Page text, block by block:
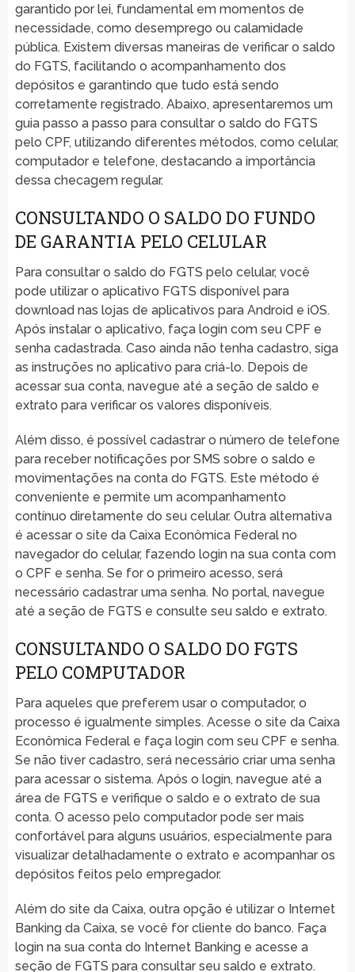
garantido por lei, fundamental em momentos de
necessidade, como desemprego ou calamidade
pública. Existem diversas maneiras de verificar o saldo
do FGTS, facilitando o acompanhamento dos
depósitos e garantindo que tudo está sendo
corretamente registrado. Abaixo, apresentaremos um
guia passo a passo para consultar o saldo do FGTS
pelo CPF, utilizando diferentes métodos, como celular,
computador e telefone, destacando a importância
dessa checagem regular.
CONSULTANDO O SALDO DO FUNDO
DE GARANTIA PELO CELULAR
Para consultar o saldo do FGTS pelo celular, você
pode utilizar o aplicativo FGTS disponível para
download nas lojas de aplicativos para Android e iOS.
Após instalar o aplicativo, faça login com seu CPF e
senha cadastrada. Caso ainda não tenha cadastro, siga
as instruções no aplicativo para criá-lo. Depois de
acessar sua conta, navegue até a seção de saldo e
extrato para verificar os valores disponíveis.
Além disso, é possível cadastrar o número de telefone
para receber notificações por SMS sobre o saldo e
movimentações na conta do FGTS. Este método é
conveniente e permite um acompanhamento
contínuo diretamente do seu celular. Outra alternativa
é acessar o site da Caixa Econômica Federal no
navegador do celular, fazendo login na sua conta com
o CPF e senha. Se for o primeiro acesso, será
necessário cadastrar uma senha. No portal, navegue
até a seção de FGTS e consulte seu saldo e extrato.
CONSULTANDO O SALDO DO FGTS
PELO COMPUTADOR
Para aqueles que preferem usar o computador, o
processo é igualmente simples. Acesse o site da Caixa
Econômica Federal e faça login com seu CPF e senha.
Se não tiver cadastro, será necessário criar uma senha
para acessar o sistema. Após o login, navegue até a
área de FGTS e verifique o saldo e o extrato de sua
conta. O acesso pelo computador pode ser mais
confortável para alguns usuários, especialmente para
visualizar detalhadamente o extrato e acompanhar os
depósitos feitos pelo empregador.
Além do site da Caixa, outra opção é utilizar o Internet
Banking da Caixa, se você for cliente do banco. Faça
login na sua conta do Internet Banking e acesse a
seção de FGTS para consultar seu saldo e extrato.